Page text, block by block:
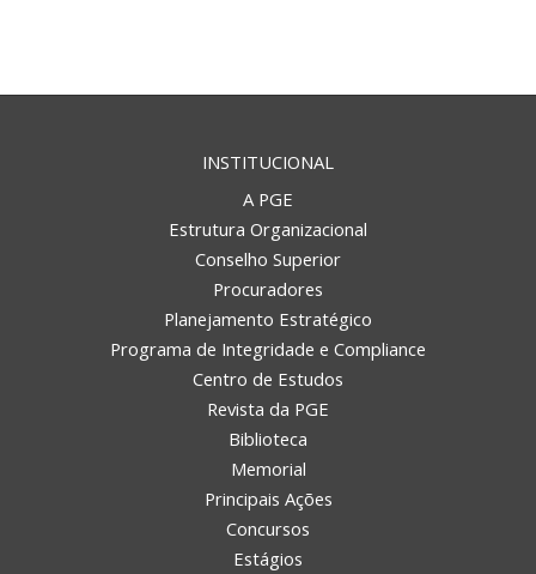
INSTITUCIONAL
A PGE
Estrutura Organizacional
Conselho Superior
Procuradores
Planejamento Estratégico
Programa de Integridade e Compliance
Centro de Estudos
Revista da PGE
Biblioteca
Memorial
Principais Ações
Concursos
Estágios